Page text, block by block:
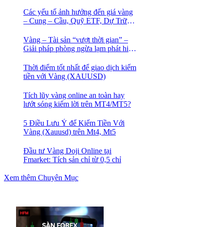
Các yếu tố ảnh hưởng đến giá vàng
– Cung – Cầu, Quỹ ETF, Dự Trữ
Vàng – Tài sản “vượt thời gian” –
Giải pháp phòng ngừa lạm phát hiệu
Thời điểm tốt nhất để giao dịch kiếm
tiền với Vàng (XAUUSD)
Tích lũy vàng online an toàn hay
lướt sóng kiếm lời trên MT4/MT5?
5 Điều Lưu Ý để Kiếm Tiền Với
Vàng (Xauusd) trên Mt4, Mt5
Đầu tư Vàng Doji Online tại
Fmarket: Tích sản chỉ từ 0,5 chỉ
Xem thêm Chuyên Mục